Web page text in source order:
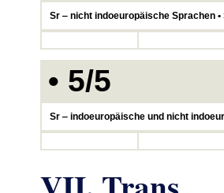
Sr ‒ nicht indoeuropäische Sprachen
• 5/5
Sr ‒ indoeuropäische und nicht